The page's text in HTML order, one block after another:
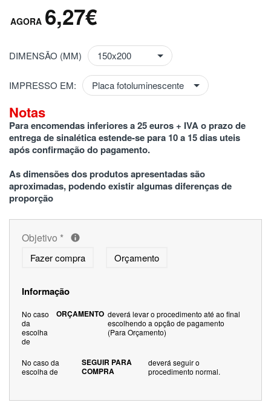
6,27€
DIMENSÃO (MM)
IMPRESSO EM:
Notas
Para encomendas inferiores a 25 euros + IVA o prazo de
entrega de sinalética estende-se para 10 a 15 dias uteis
após confirmação do pagamento.
As dimensões dos produtos apresentadas são
aproximadas, podendo existir algumas diferenças de
proporção
Objetivo *
Fazer compra Orçamento
Informação
No caso
da
escolha
de
ORÇAMENTO deverá levar o procedimento até ao final
escolhendo a opção de pagamento
(Para Orçamento)
No caso da
escolha de
SEGUIR PARA
COMPRA
deverá seguir o
procedimento normal.